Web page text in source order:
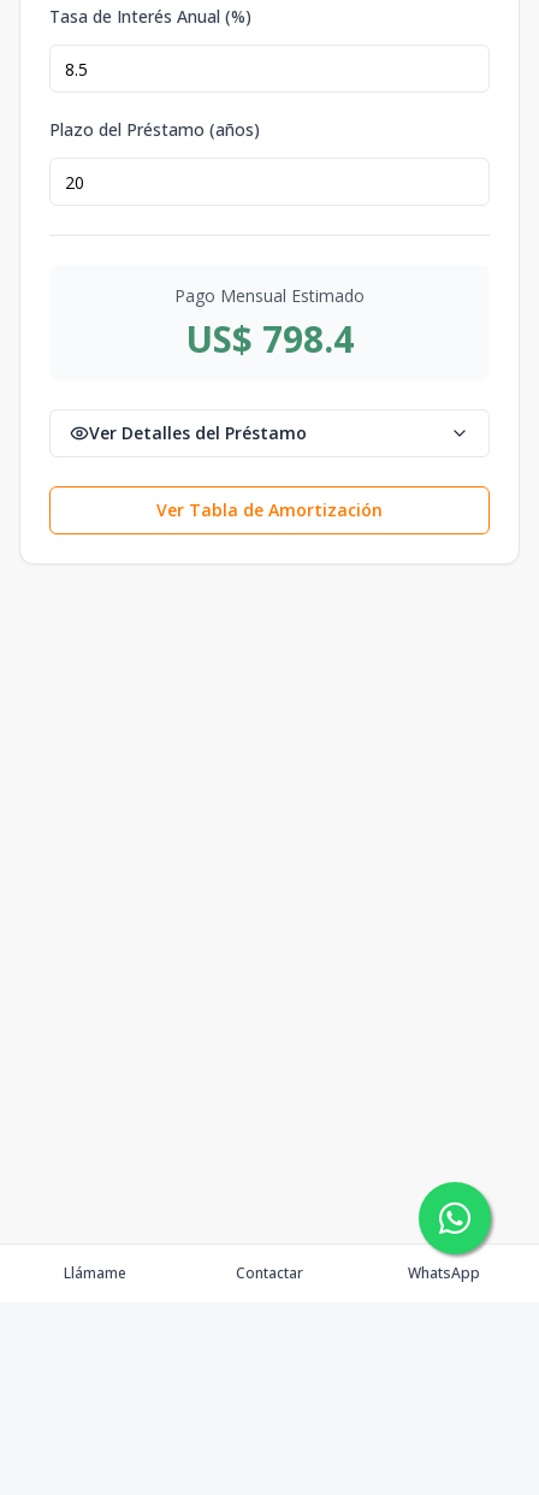
Tasa de Interés Anual (%)
Plazo del Préstamo (años)
Pago Mensual Estimado
US$ 798.4
Ver Detalles del Préstamo
Ver Tabla de Amortización
Llámame Contactar WhatsApp